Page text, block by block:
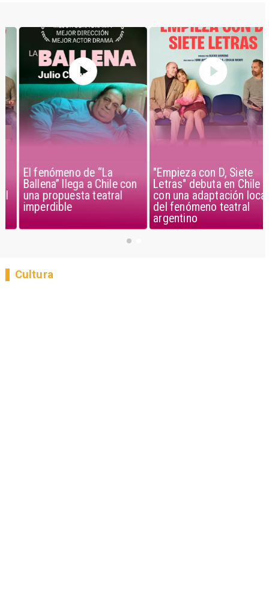
El fenómeno de “La
Ballena” llega a Chile con
una propuesta teatral
imperdible
"Empieza con D, Siete
Letras" debuta en Chile
con una adaptación local
del fenómeno teatral
argentino
Cultura